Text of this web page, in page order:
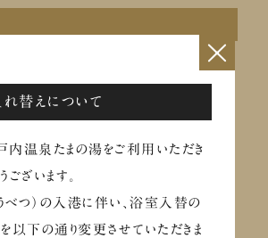
×
替えについて
内温泉たまの湯をご利用いただき
ございます。
べつ）の入港に伴い、浴室入替の
を以下の通り変更させていただきま